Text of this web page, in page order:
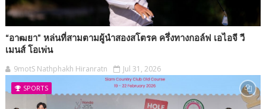
“อาฒยา” หล่นที่สามตามผู้นำสองสโตรค ครึ่งทางกอล์ฟ เอไอจี วี
เมนส์ โอเพ่น
9motS Nathphakh Hiranratn Jul 31, 2026
SPORTS